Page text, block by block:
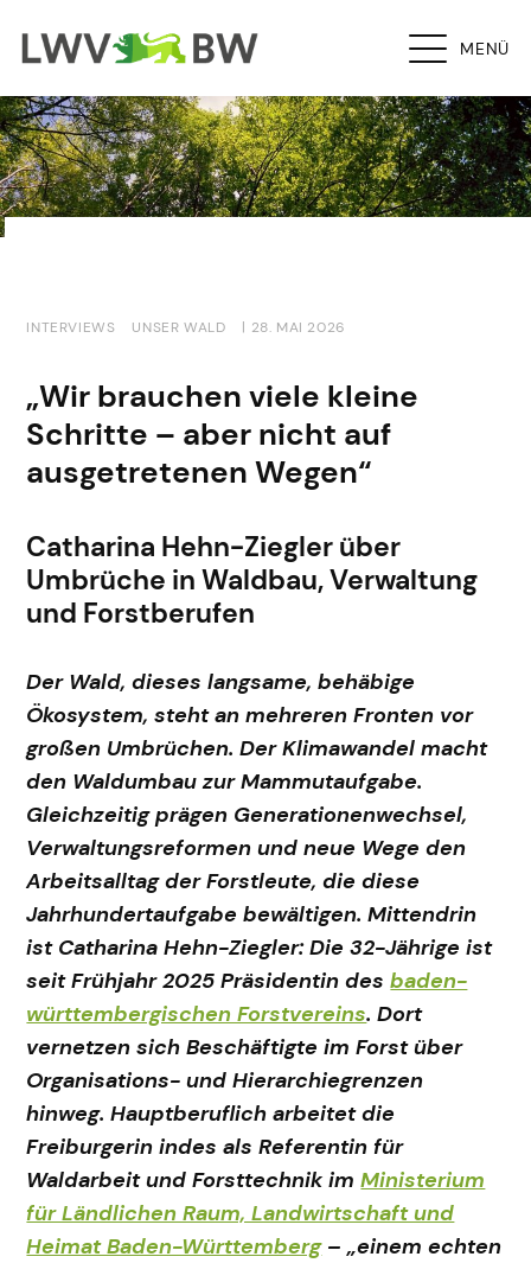
MENÜ
INTERVIEWS UNSER WALD | 28. MAI 2026
„Wir brauchen viele kleine
Schritte – aber nicht auf
ausgetretenen Wegen“
Catharina Hehn-Ziegler über
Umbrüche in Waldbau, Verwaltung
und Forstberufen
Der Wald, dieses langsame, behäbige
Ökosystem, steht an mehreren Fronten vor
großen Umbrüchen. Der Klimawandel macht
den Waldumbau zur Mammutaufgabe.
Gleichzeitig prägen Generationenwechsel,
Verwaltungsreformen und neue Wege den
Arbeitsalltag der Forstleute, die diese
Jahrhundertaufgabe bewältigen. Mittendrin
ist Catharina Hehn-Ziegler: Die 32-Jährige ist
seit Frühjahr 2025 Präsidentin desbaden-
württembergischen Forstvereins. Dort
vernetzen sich Beschäftigte im Forst über
Organisations- und Hierarchiegrenzen
hinweg. Hauptberuflich arbeitet die
Freiburgerin indes als Referentin für
Waldarbeit und Forsttechnik imMinisterium
für Ländlichen Raum, Landwirtschaft und
Heimat Baden-Württemberg– „einem echten